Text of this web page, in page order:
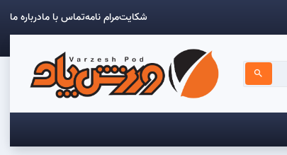
درباره ماتماس با مامرام نامهشکایت
search